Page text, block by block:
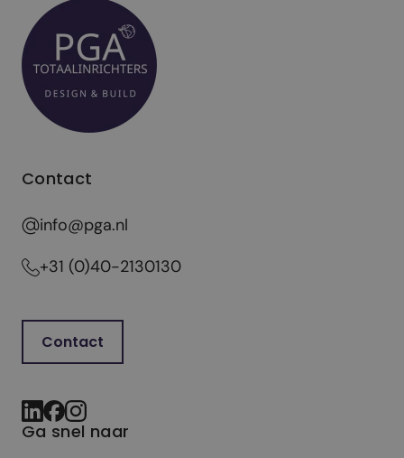
Contact
info@pga.nl
+31 (0)40-2130130
Contact
Ga snel naar